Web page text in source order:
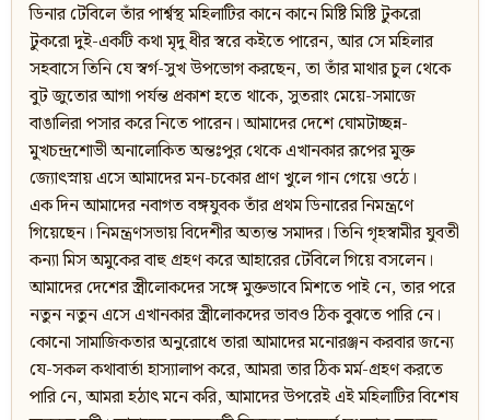
ডিনার টেবিলে তাঁর পার্শ্বস্থ মহিলাটির কানে কানে মিষ্টি মিষ্টি টুকরো
টুকরো দুই-একটি কথা মৃদু ধীর স্বরে কইতে পারেন, আর সে মহিলার
সহবাসে তিনি যে স্বর্গ-সুখ উপভোগ করছেন, তা তাঁর মাথার চুল থেকে
বুট জুতোর আগা পর্যন্ত প্রকাশ হতে থাকে, সুতরাং মেয়ে-সমাজে
বাঙালিরা পসার করে নিতে পারেন। আমাদের দেশে ঘোমটাচ্ছন্ন-
মুখচন্দ্রশোভী অনালোকিত অন্তঃপুর থেকে এখানকার রূপের মুক্ত
জ্যোৎস্নায় এসে আমাদের মন-চকোর প্রাণ খুলে গান গেয়ে ওঠে।
এক দিন আমাদের নবাগত বঙ্গযুবক তাঁর প্রথম ডিনারের নিমন্ত্রণে
গিয়েছেন। নিমন্ত্রণসভায় বিদেশীর অত্যন্ত সমাদর। তিনি গৃহস্বামীর যুবতী
কন্যা মিস অমুকের বাহু গ্রহণ করে আহারের টেবিলে গিয়ে বসলেন।
আমাদের দেশের স্ত্রীলোকদের সঙ্গে মুক্তভাবে মিশতে পাই নে, তার পরে
নতুন নতুন এসে এখানকার স্ত্রীলোকদের ভাবও ঠিক বুঝতে পারি নে।
কোনো সামাজিকতার অনুরোধে তারা আমাদের মনোরঞ্জন করবার জন্যে
যে-সকল কথাবার্তা হাস্যালাপ করে, আমরা তার ঠিক মর্ম-গ্রহণ করতে
পারি নে, আমরা হঠাৎ মনে করি, আমাদের উপরেই এই মহিলাটির বিশেষ